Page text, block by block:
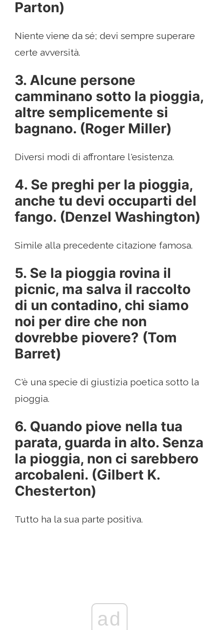
Parton)
Niente viene da sé; devi sempre superare
certe avversità.
3. Alcune persone
camminano sotto la pioggia,
altre semplicemente si
bagnano. (Roger Miller)
Diversi modi di affrontare l'esistenza.
4. Se preghi per la pioggia,
anche tu devi occuparti del
fango. (Denzel Washington)
Simile alla precedente citazione famosa.
5. Se la pioggia rovina il
picnic, ma salva il raccolto
di un contadino, chi siamo
noi per dire che non
dovrebbe piovere? (Tom
Barret)
C'è una specie di giustizia poetica sotto la
pioggia.
6. Quando piove nella tua
parata, guarda in alto. Senza
la pioggia, non ci sarebbero
arcobaleni. (Gilbert K.
Chesterton)
Tutto ha la sua parte positiva.
ad